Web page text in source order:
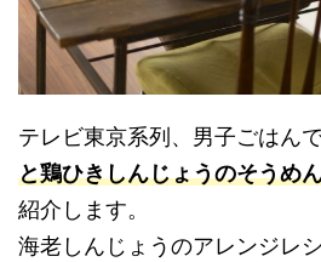
テレビ東京系列、男子ごはん
と鶏ひきしんじょうのそうめ
紹介します。
海老しんじょうのアレンジレ